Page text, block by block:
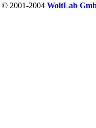
© 2001-2004 WoltLab